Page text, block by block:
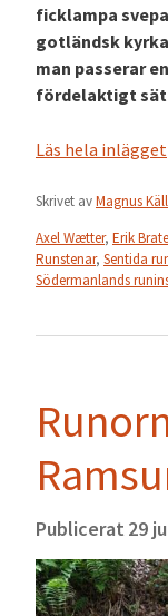
ficklampa
gotländsk
man passerar
fördelaktigt
Läs hela inlägget
Skrivet avMagnus
Axel Wætter, Erik Brate
Runstenar, Sentida
Södermanlands
Publicerat 29